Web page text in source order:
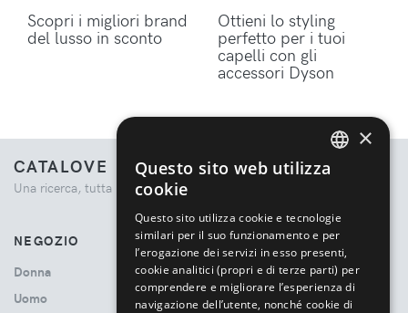
Scopri i migliori brand
del lusso in sconto
Ottieni lo styling
perfetto per i tuoi
capelli con gli
accessori Dyson
CATALOVE
Una ricerca, tutta la moda.
NEGOZIO
Donna
Uomo
×
Questo sito web utilizza
cookie
Questo sito utilizza cookie e tecnologie
similari per il suo funzionamento e per
l’erogazione dei servizi in esso presenti,
cookie analitici (propri e di terze parti) per
comprendere e migliorare l’esperienza di
navigazione dell’utente, nonché cookie di